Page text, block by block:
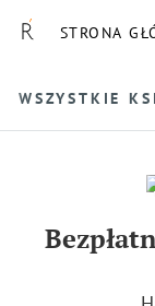
STRONA
WSZYSTKIE